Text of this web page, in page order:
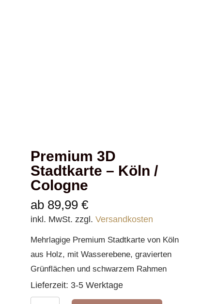
Premium 3D
Stadtkarte – Köln /
Cologne
ab 89,99 €
inkl. MwSt. zzgl. Versandkosten
Mehrlagige Premium Stadtkarte von Köln
aus Holz, mit Wasserebene, gravierten
Grünflächen und schwarzem Rahmen
Lieferzeit: 3-5 Werktage